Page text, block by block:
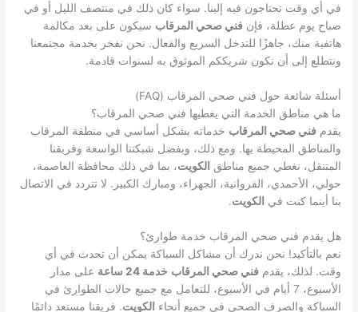
في أي وقت تحتاجون فيه إلينا. سواء كان ذلك في منتصف الليل أو في
صباح يوم عطلة، فإنفني صحي المرقاب سيكون على بعد مكالمة
هاتفية منك، جاهزًا للتدخل السريع والفعال. نحن نفخر بخدمة مجتمعنا
ونتطلع إلى أن نكون شريككم الموثوق به لسنوات قادمة.
أسئلة شائعة حول فني صحي المرقاب (FAQ)
ما هي مناطق الخدمة التي يغطيها فني صحي المرقاب؟
يقدمفني صحي المرقاب خدماته بشكل أساسي في منطقة المرقاب
والمناطق المحيطة بها. ومع ذلك، وبفضل شبكتنا الواسعة وفريقنا
المتنقل، نغطي جميع مناطق الكويت، بما في ذلك محافظة العاصمة،
حولي، الأحمدي، الفروانية، الجهراء، ومبارك الكبير. لا تتردد في الاتصال
بنا أينما كنت في الكويت.
هل يقدم فني صحي المرقاب خدمة طوارئ؟
نعم بالتأكيد! نحن ندرك أن مشاكل السباكة يمكن أن تحدث في أي
وقت. لذلك، يقدمفني صحي المرقاب خدمة 24 ساعة
على مدار
الأسبوع، 7 أيام في الأسبوع، للتعامل مع جميع حالات الطوارئ في
السباكة والصرف الصحي في جميع أنحاء الكويت. فريقنا مستعد دائمًا